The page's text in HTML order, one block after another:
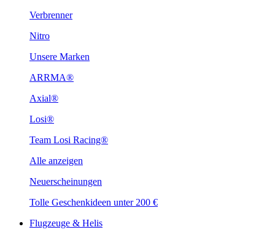
Verbrenner
Nitro
Unsere Marken
ARRMA®
Axial®
Losi®
Team Losi Racing®
Alle anzeigen
Neuerscheinungen
Tolle Geschenkideen unter 200 €
Flugzeuge & Helis